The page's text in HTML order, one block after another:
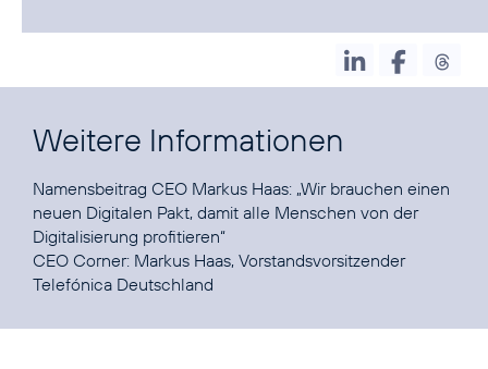
Weitere Informationen
Namensbeitrag CEO Markus Haas: „Wir brauchen einen
neuen Digitalen Pakt, damit alle Menschen von der
Digitalisierung profitieren“
CEO Corner: Markus Haas, Vorstandsvorsitzender
Telefónica Deutschland